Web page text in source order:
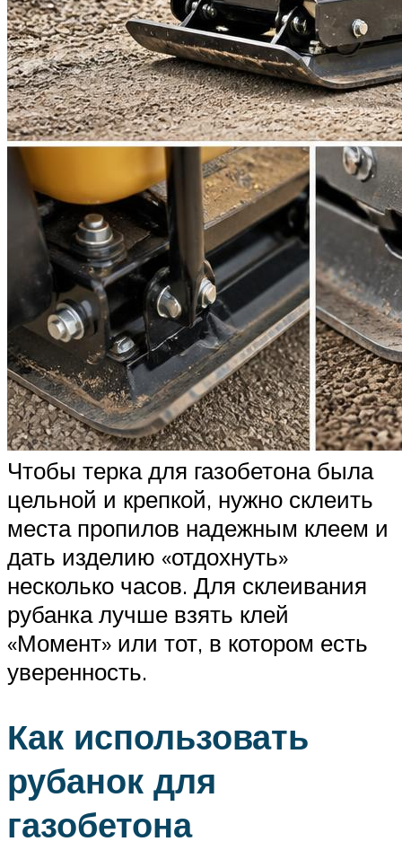
Чтобы терка для газобетона была
цельной и крепкой, нужно склеить
места пропилов надежным клеем и
дать изделию «отдохнуть»
несколько часов. Для склеивания
рубанка лучше взять клей
«Момент» или тот, в котором есть
уверенность.
Как использовать
рубанок для
газобетона